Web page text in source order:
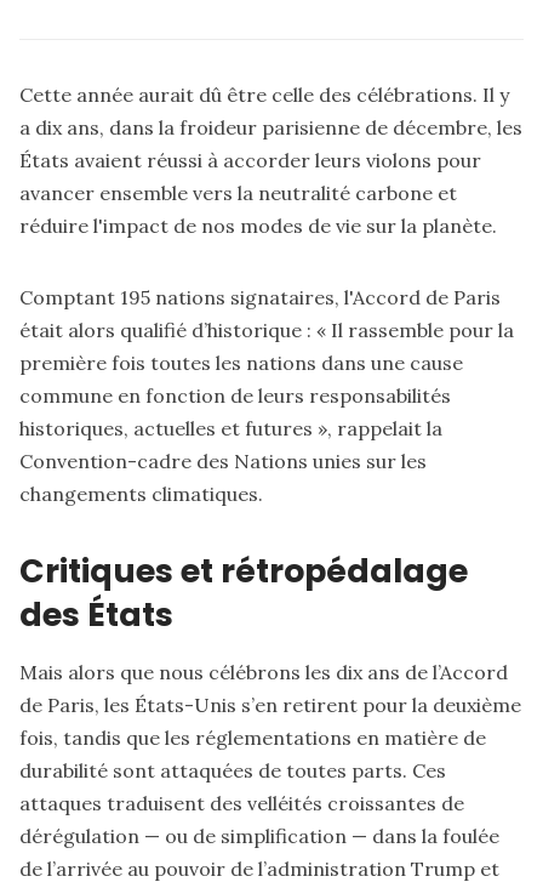
Cette année aurait dû être celle des célébrations. Il y
a dix ans, dans la froideur parisienne de décembre, les
États avaient réussi à accorder leurs violons pour
avancer ensemble vers la neutralité carbone et
réduire l'impact de nos modes de vie sur la planète.
Comptant 195 nations signataires, l'Accord de Paris
était alors qualifié d’historique : « Il rassemble pour la
première fois toutes les nations dans une cause
commune en fonction de leurs responsabilités
historiques, actuelles et futures », rappelait la
Convention-cadre des Nations unies sur les
changements climatiques.
Critiques et rétropédalage
des États
Mais alors que nous célébrons les dix ans de l’Accord
de Paris, les États-Unis s’en retirent pour la deuxième
fois, tandis que les réglementations en matière de
durabilité sont attaquées de toutes parts. Ces
attaques traduisent des velléités croissantes de
dérégulation — ou de simplification — dans la foulée
de l’arrivée au pouvoir de l’administration Trump et